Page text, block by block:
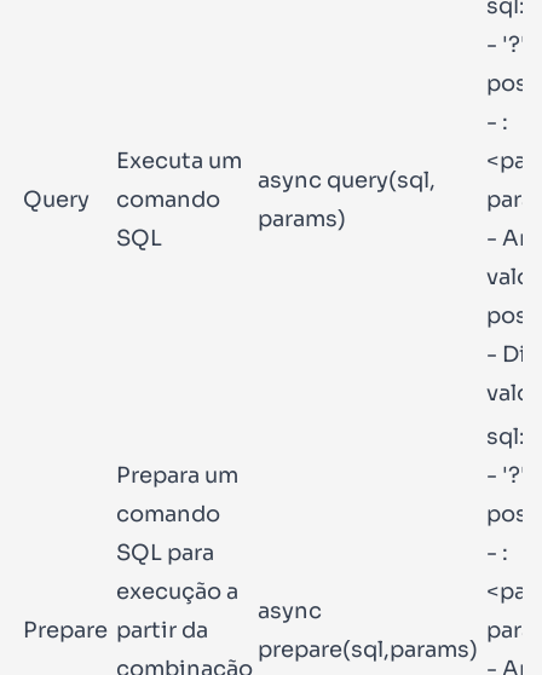
Query
Executa um
comando
SQL
async query(sql,
params)
sql:
- '?'
- :
-
-
Prepare
Prepara um
comando
SQL para
execução a
partir da
combinação
async
prepare(sql,params)
sql:
- '?'
- :
-